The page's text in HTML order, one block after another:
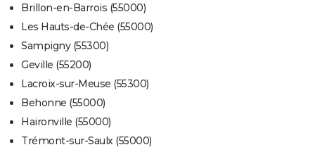
Brillon-en-Barrois (55000)
Les Hauts-de-Chée (55000)
Sampigny (55300)
Geville (55200)
Lacroix-sur-Meuse (55300)
Behonne (55000)
Haironville (55000)
Trémont-sur-Saulx (55000)